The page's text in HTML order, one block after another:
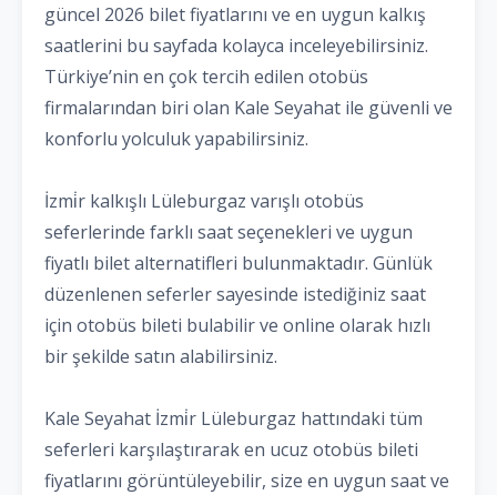
güncel 2026 bilet fiyatlarını ve en uygun kalkış
saatlerini bu sayfada kolayca inceleyebilirsiniz.
Türkiye’nin en çok tercih edilen otobüs
firmalarından biri olan Kale Seyahat ile güvenli ve
konforlu yolculuk yapabilirsiniz.
İzmi̇r kalkışlı Lüleburgaz varışlı otobüs
seferlerinde farklı saat seçenekleri ve uygun
fiyatlı bilet alternatifleri bulunmaktadır. Günlük
düzenlenen seferler sayesinde istediğiniz saat
için otobüs bileti bulabilir ve online olarak hızlı
bir şekilde satın alabilirsiniz.
Kale Seyahat İzmi̇r Lüleburgaz hattındaki tüm
seferleri karşılaştırarak en ucuz otobüs bileti
fiyatlarını görüntüleyebilir, size en uygun saat ve